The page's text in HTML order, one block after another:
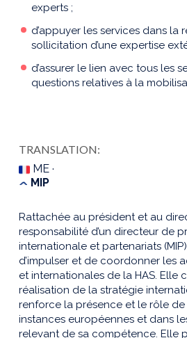
experts ;
d’appuyer les services dans la
sollicitation d’une expertise
d’assurer le lien avec tous les
questions relatives à la
TRANSLATION:
ME ·
MIP
Rattachée au président et au
responsabilité d’un directeur de
internationale et partenariats
d’impulser et de coordonner les
et internationales de la HAS.
réalisation de la stratégie
renforce la présence et le rôle de
instances européennes et dans
relevant de sa compétence. Elle